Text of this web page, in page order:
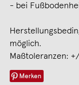
- bei
möglich.
Maßtoleranzen:
Merken